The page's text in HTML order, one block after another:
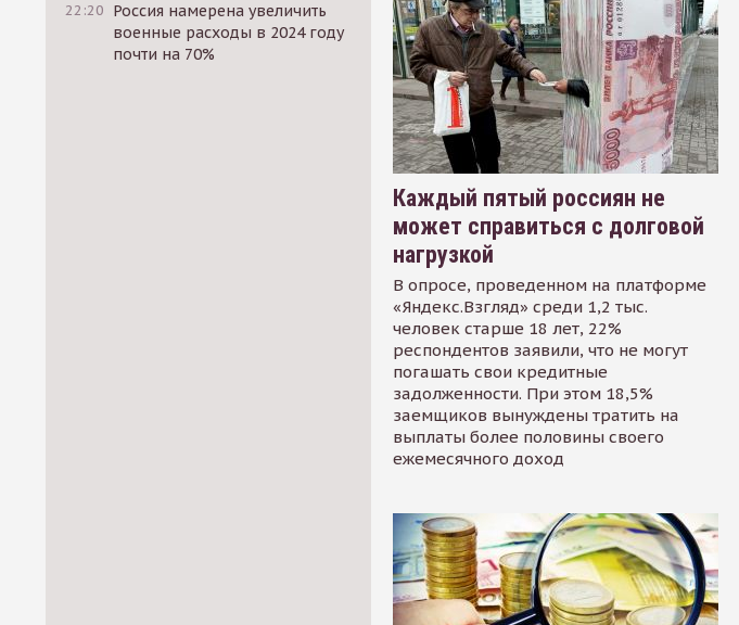
22:20 Россия намерена увеличить
военные расходы в 2024 году
почти на 70%
Каждый пятый россиян не
может справиться с долговой
нагрузкой
В опросе, проведенном на платформе
«Яндекс.Взгляд» среди 1,2 тыс.
человек старше 18 лет, 22%
респондентов заявили, что не могут
погашать свои кредитные
задолженности. При этом 18,5%
заемщиков вынуждены тратить на
выплаты более половины своего
ежемесячного доход